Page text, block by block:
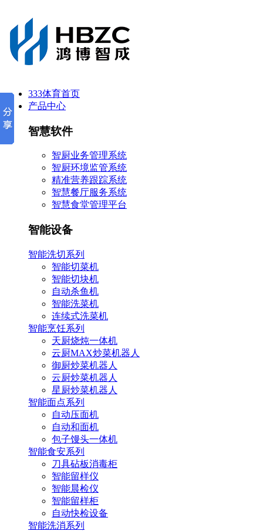
333体育首页
产品中心
智慧软件
智厨业务管理系统
智厨环境监管系统
精准营养跟踪系统
智慧餐厅服务系统
智慧食堂管理平台
智能设备
智能洗切系列
智能切菜机
智能切块机
自动杀鱼机
智能洗菜机
连续式洗菜机
智能烹饪系列
天厨烧炖一体机
云厨MAX炒菜机器人
御厨炒菜机器人
云厨炒菜机器人
星厨炒菜机器人
智能面点系列
自动压面机
自动和面机
包子馒头一体机
智能食安系列
刀具砧板消毒柜
智能留样仪
智能晨检仪
智能留样柜
自动快检设备
智能洗消系列